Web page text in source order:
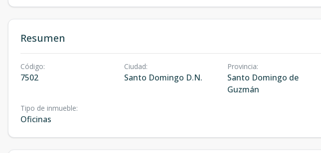
Resumen
Código:
7502
Ciudad:
Santo Domingo D.N.
Provincia:
Santo Domingo de
Guzmán
Tipo de inmueble:
Oficinas